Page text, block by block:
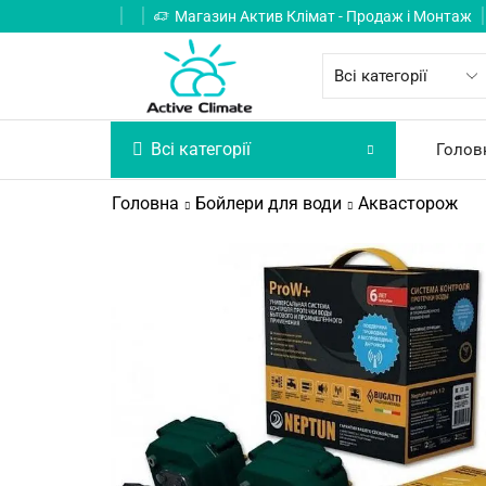
Магазин Актив Клімат - Продаж і Монтаж
Всі категорії
Головна Бойлери для води Аквасторож